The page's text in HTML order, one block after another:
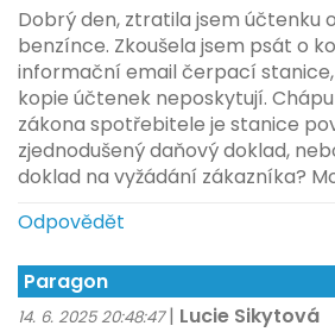
Dobrý den, ztratila jsem účtenku
benzínce. Zkoušela jsem psát o
informační email čerpací stanice,
kopie účtenek neposkytují.
zákona spotřebitele je stanice
zjednodušený daňový doklad,
doklad na vyžádání zákazníka?
Odpovědět
Paragon
14. 6. 2025 20:48:47 | Lucie Sikytová